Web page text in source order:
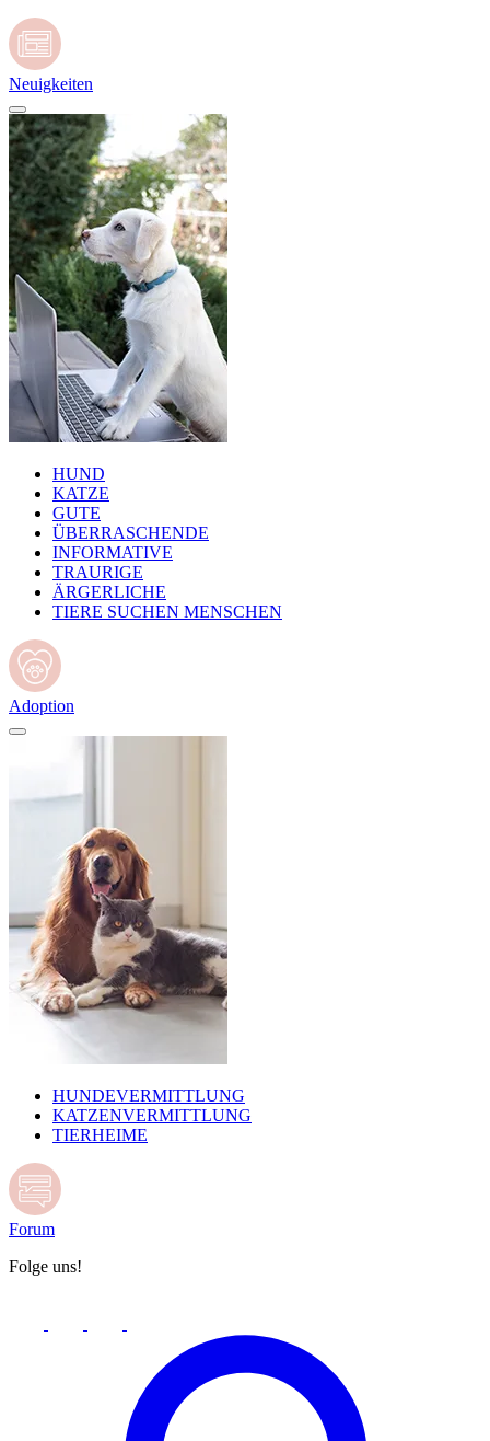
Neuigkeiten
HUND
KATZE
GUTE
ÜBERRASCHENDE
INFORMATIVE
TRAURIGE
ÄRGERLICHE
TIERE SUCHEN MENSCHEN
Adoption
HUNDEVERMITTLUNG
KATZENVERMITTLUNG
TIERHEIME
Forum
Folge uns!